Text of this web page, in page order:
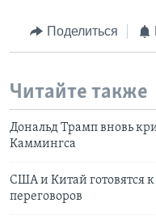
Поделиться
Читайте также
Дональд Трамп вновь
Каммингса
США и Китай готовятся
переговоров